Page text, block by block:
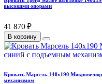
высокими опорами
41 870 ₽
В корзину
Кровать Марсель 140х190
механизмом